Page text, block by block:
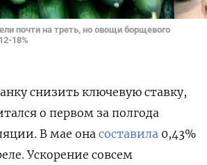
почти на треть, но овощи борщевого
18%
снизить ключевую ставку,
о первом за полгода
В мае она составила 0,43%
Ускорение совсем